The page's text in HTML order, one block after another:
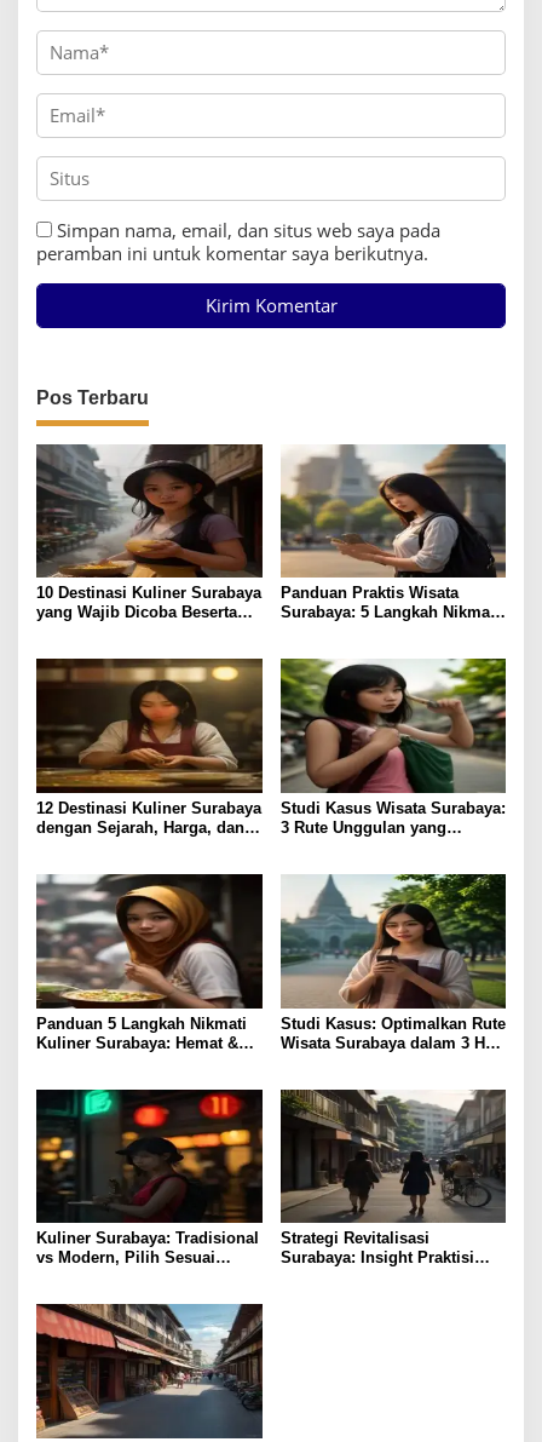
Simpan nama, email, dan situs web saya pada
peramban ini untuk komentar saya berikutnya.
Pos Terbaru
10 Destinasi Kuliner Surabaya
yang Wajib Dicoba Beserta
Panduan Praktis Wisata
Surabaya: 5 Langkah Nikmati
12 Destinasi Kuliner Surabaya
dengan Sejarah, Harga, dan
Studi Kasus Wisata Surabaya:
3 Rute Unggulan yang
Panduan 5 Langkah Nikmati
Kuliner Surabaya: Hemat &
Studi Kasus: Optimalkan Rute
Wisata Surabaya dalam 3 Hari
Kuliner Surabaya: Tradisional
vs Modern, Pilih Sesuai
Strategi Revitalisasi
Surabaya: Insight Praktisi